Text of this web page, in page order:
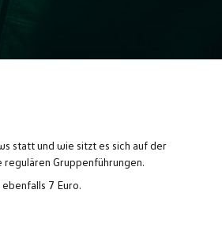
statt und wie sitzt es sich auf der
regulären Gruppenführungen.
7 Euro.